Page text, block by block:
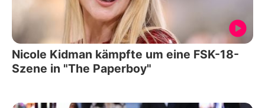
Nicole Kidman kämpfte um eine FSK-18-
Szene in "The Paperboy"